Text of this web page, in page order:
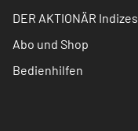
DER AKTIONÄR Indizes
Abo und Shop
Bedienhilfen